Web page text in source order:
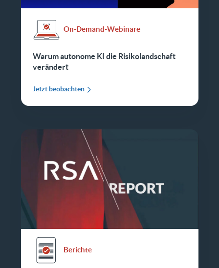
On-Demand-Webinare
Warum autonome KI die Risikolandschaft
verändert
Jetzt beobachten
Berichte